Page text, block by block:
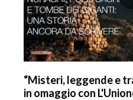
“Misteri, leggende e
in omaggio con